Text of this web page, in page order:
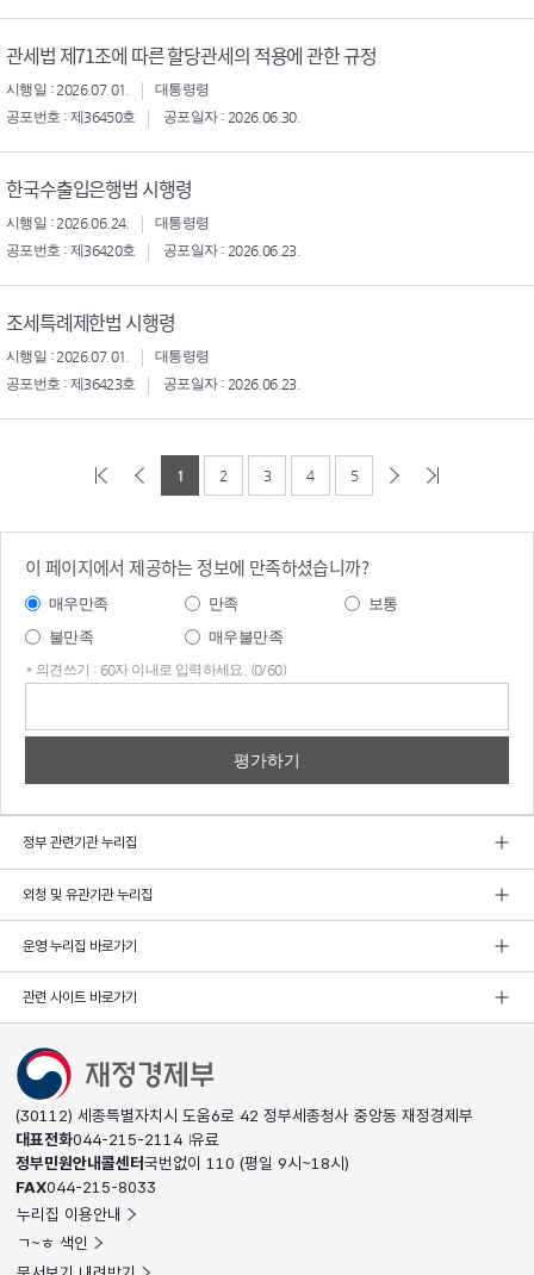
관세법 제71조에 따른 할당관세의 적용에 관한 규정
시행일 : 2026.07.01.
대통령령
공포번호 : 제36450호
공포일자 : 2026.06.30.
한국수출입은행법 시행령
시행일 : 2026.06.24.
대통령령
공포번호 : 제36420호
공포일자 : 2026.06.23.
조세특례제한법 시행령
시행일 : 2026.07.01.
대통령령
공포번호 : 제36423호
공포일자 : 2026.06.23.
1 2 3 4 5
이 페이지에서 제공하는 정보에 만족하셨습니까?
매우만족 만족
보통
불만족
매우불만족
* 의견쓰기 : 60자 이내로 입력하세요. (0/60)
정부 관련기관 누리집
외청 및 유관기관 누리집
운영 누리집 바로가기
관련 사이트 바로가기
(30112) 세종특별자치시 도움6로 42 정부세종청사 중앙동 재정경제부
대표전화044-215-2114 유료
정부민원안내콜센터국번없이 110 (평일 9시~18시)
FAX044-215-8033
누리집 이용안내
ㄱ~ㅎ 색인